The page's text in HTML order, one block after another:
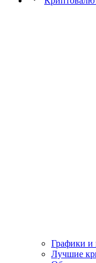
Графики и
Лучшие